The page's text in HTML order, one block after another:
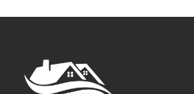
di […]